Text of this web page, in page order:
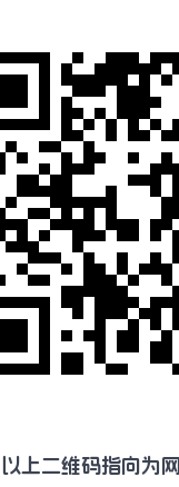
上二维码指向为